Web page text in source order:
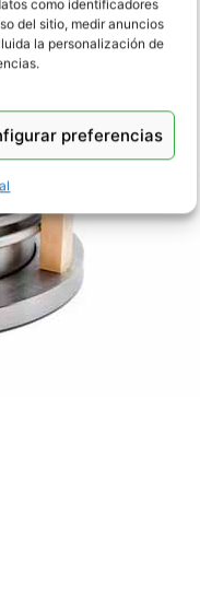
como identificadores
del sitio, medir anuncios
la personalización de
preferencias